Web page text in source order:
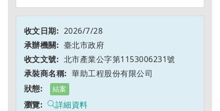
2026/7/28
臺北市政府
北市產業公字第1153006231號
華助工程股份有限公司
結案
詳細資料